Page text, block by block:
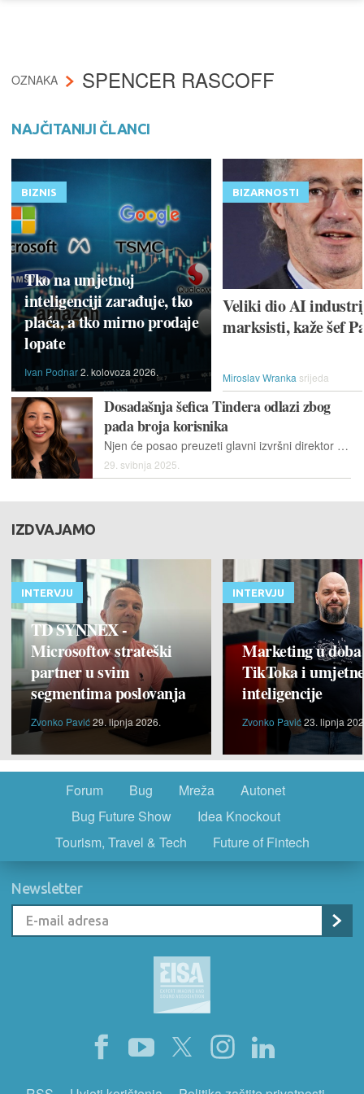
OZNAKA SPENCER RASCOFF
NAJČITANIJI ČLANCI
BIZNIS
Tko na umjetnoj
inteligenciji zarađuje, tko
plaća, a tko mirno prodaje
lopate
Ivan Podnar2. kolovoza 2026.
BIZARNOSTI
Veliki dio AI
marksisti, kaže šef
Miroslav Wranka srijeda
Dosadašnja šefica Tindera odlazi zbog
pada broja korisnika
Njen će posao preuzeti glavni izvršni direktor grupacije Match Spencer Rascoff, koji je na čelo te grupacije došao u veljači ove godine, kako bi pronašao rješenje za usporavanja angažmana korisnika.
29. svibnja 2025.
IZDVAJAMO
INTERVJU
TD SYNNEX -
Microsoftov strateški
partner u svim
segmentima poslovanja
Zvonko Pavić29. lipnja 2026.
INTERVJU
Marketing u doba
TikToka i umjetne
inteligencije
Zvonko Pavić23. lipnja
Forum Bug Mreža
Autonet
Bug Future Show
Idea Knockout
Tourism, Travel & Tech
Future of Fintech
Newsletter